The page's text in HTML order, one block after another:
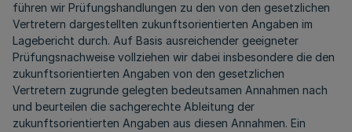
führen wir Prüfungshandlungen zu den von den gesetzlichen
Vertretern dargestellten zukunftsorientierten Angaben im
Lagebericht durch. Auf Basis ausreichender geeigneter
Prüfungsnachweise vollziehen wir dabei insbesondere die den
zukunftsorientierten Angaben von den gesetzlichen
Vertretern zugrunde gelegten bedeutsamen Annahmen nach
und beurteilen die sachgerechte Ableitung der
zukunftsorientierten Angaben aus diesen Annahmen. Ein